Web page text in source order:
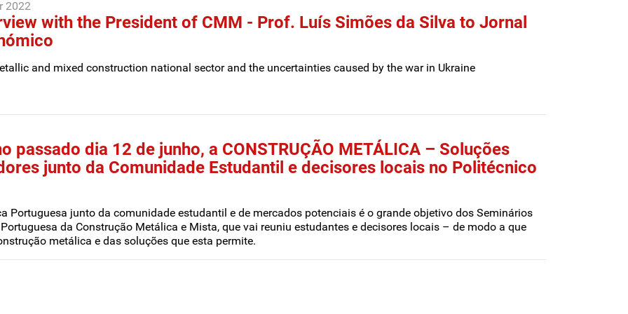
2022
with the President of CMM - Prof. Luís Simões da Silva to Jornal
and mixed construction national sector and the uncertainties caused by the war in Ukraine
passado dia 12 de junho, a CONSTRUÇÃO METÁLICA – Soluções
junto da Comunidade Estudantil e decisores locais no Politécnico
Portuguesa junto da comunidade estudantil e de mercados potenciais é o grande objetivo dos Seminários
da Construção Metálica e Mista, que vai reuniu estudantes e decisores locais – de modo a que
metálica e das soluções que esta permite.